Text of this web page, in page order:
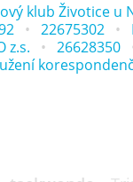
klub Životice u
22675302
z.s. 26628350